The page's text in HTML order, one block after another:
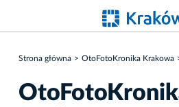
Strona główna OtoFotoKronika Krakowa